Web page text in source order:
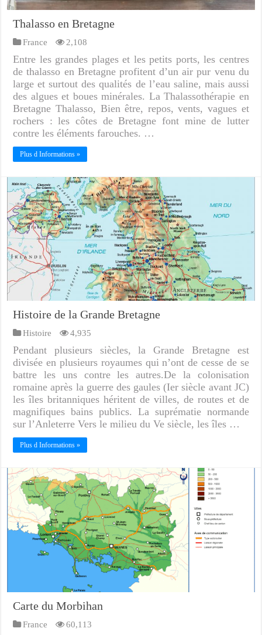
Thalasso en Bretagne
France 2,108
Entre les grandes plages et les petits ports, les centres
de thalasso en Bretagne profitent d’un air pur venu du
large et surtout des qualités de l’eau saline, mais aussi
des algues et boues minérales. La Thalassothérapie en
Bretagne Thalasso, Bien être, repos, vents, vagues et
rochers : les côtes de Bretagne font mine de lutter
contre les éléments farouches. …
Plus d Informations »
Histoire de la Grande Bretagne
Histoire 4,935
Pendant plusieurs siècles, la Grande Bretagne est
divisée en plusieurs royaumes qui n’ont de cesse de se
battre les uns contre les autres.De la colonisation
romaine après la guerre des gaules (Ier siècle avant JC)
les îles britanniques héritent de villes, de routes et de
magnifiques bains publics. La suprématie normande
sur l’Anleterre Vers le milieu du Ve siècle, les îles …
Plus d Informations »
Carte du Morbihan
France 60,113